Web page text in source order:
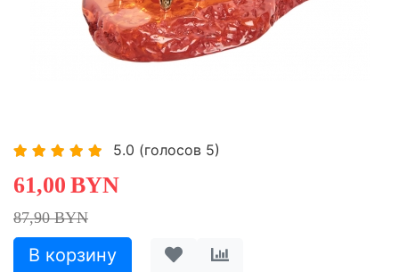
Хит
5.0 (голосов 5)
61,00 BYN
87,90 BYN